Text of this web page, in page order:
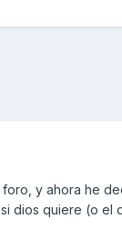
y ahora he
dios quiere (o el